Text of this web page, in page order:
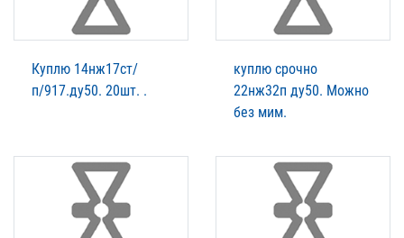
Куплю 14нж17ст/
п/917.ду50. 20шт. .
куплю срочно
22нж32п ду50. Можно
без мим.